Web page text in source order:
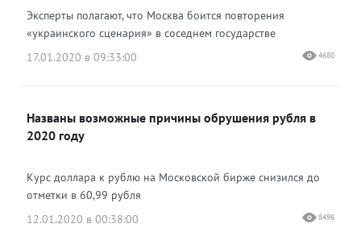
Эксперты полагают, что Москва боится повторения
«украинского сценария» в соседнем государстве
17.01.2020 в 09:33:00
4680
Названы возможные причины обрушения рубля в
2020 году
Курс доллара к рублю на Московской бирже снизился до
отметки в 60,99 рубля
12.01.2020 в 00:38:00
8496